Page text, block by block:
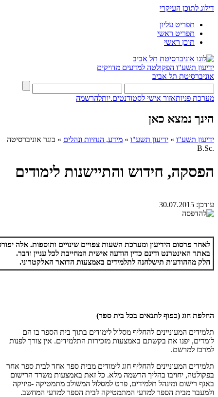
דילוג לתוכן העיקרי
תפריט עליון
תפריט ראשי
תוכן ראשי
ידיעון תשע"ו הפקולטה למדעים מדויקים
אוניברסיטת תל אביב
מערכת פניותאזור אישי לסטודנטים.יותלהרשמה
הינך נמצא כאן
ידיעון תשע"ו » ידיעון תשע"ו » מידע, הנחיות ונהלים » בוגר אוניברסיטה
.B.Sc
הפסקה, חידוש והתיישנות לימודים
עודכן: 30.07.2015
לאחר פרסום הידיעון ומערכת השעות צפויים שינויים ותוספות. אלה
באתר האינטרנט ודינם כדין הודעה אישית המחייבת לכל עניין ודבר.
חלק מההודעות תישלחנה לתלמידים באמצעות הדואר האלקטרוני.
החלפת חוג (כפוף לתנאים בכל בית ספר)
תלמידים המעוניינים להחליף מסלול לימודים בתוך בית הספר בו הם
לומדים, יפנו את בקשתם באמצעות מזכירות התלמידים. אין צורך לפנות
למרכז למרשם.
תלמידים המעוניינים להחליף חוג לימודים מבית ספר אחד לבית ספר אחר
בפקולטה, יחויבו בהליך הרשמה מלא. כל זאת באמצעות משרד הרישום
באגף רישום ומינהל תלמידים, פרט למסלול המשולב מתמטיקה -פיזיקה
ולמעבר מבית הספר למדעי המתמטיקה לבית הספר למדעי המחשב.